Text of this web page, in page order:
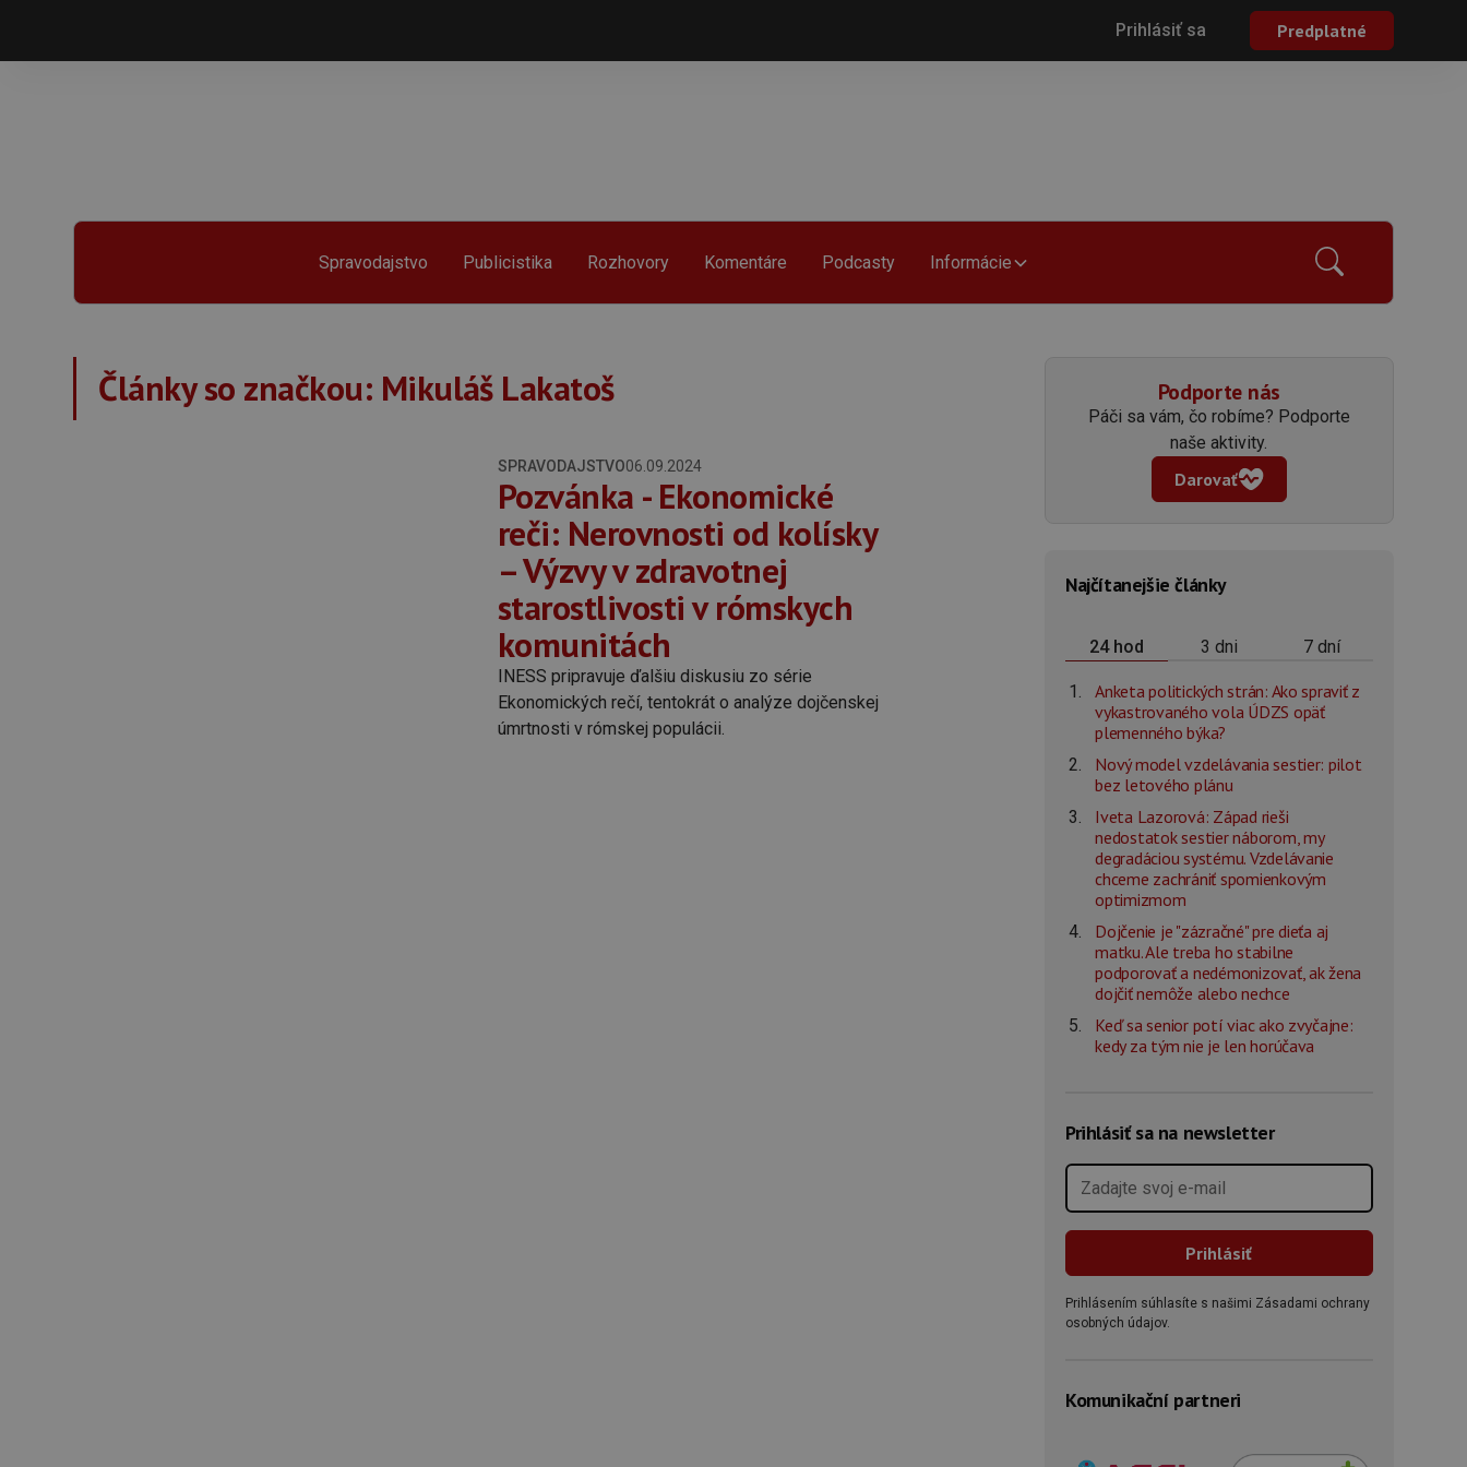
Prihlásiť sa Predplatné
Spravodajstvo Publicistika Rozhovory Komentáre Podcasty Informácie
Články so značkou: Mikuláš Lakatoš
SPRAVODAJSTVO06.09.2024
Pozvánka - Ekonomické
reči: Nerovnosti od kolísky
– Výzvy v zdravotnej
starostlivosti v rómskych
komunitách
INESS pripravuje ďalšiu diskusiu zo série
Ekonomických rečí, tentokrát o analýze dojčenskej
úmrtnosti v rómskej populácii.
Podporte nás
Páči sa vám, čo robíme? Podporte
naše aktivity.
Darovať
Najčítanejšie články
24 hod 3 dni 7 dní
Anketa politických strán: Ako spraviť z
vykastrovaného vola ÚDZS opäť
plemenného býka?
Nový model vzdelávania sestier: pilot
bez letového plánu
Iveta Lazorová: Západ rieši
nedostatok sestier náborom, my
degradáciou systému. Vzdelávanie
chceme zachrániť spomienkovým
optimizmom
Dojčenie je "zázračné" pre dieťa aj
matku. Ale treba ho stabilne
podporovať a nedémonizovať, ak žena
dojčiť nemôže alebo nechce
Keď sa senior potí viac ako zvyčajne:
kedy za tým nie je len horúčava
Prihlásiť sa na newsletter
Prihlásením súhlasíte s našimi Zásadami ochrany
osobných údajov.
Komunikační partneri